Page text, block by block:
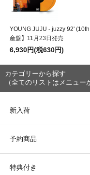
YOUNG JUJU - juzzy 92'
産盤】11月23日発売
6,930円(税630円)
カテゴリーから探す
（全てのリストはメニュー
新入荷
予約商品
特典付き